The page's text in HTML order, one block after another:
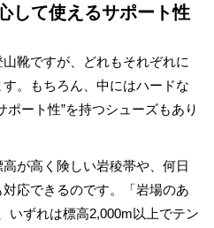
して使えるサポート性
靴ですが、どれもそれぞれに
。もちろん、中にはハードな
ポート性”を持つシューズもあり
が高く険しい岩稜帯や、何日
応できるのです。「岩場のあ
いずれは標高2,000m以上でテン